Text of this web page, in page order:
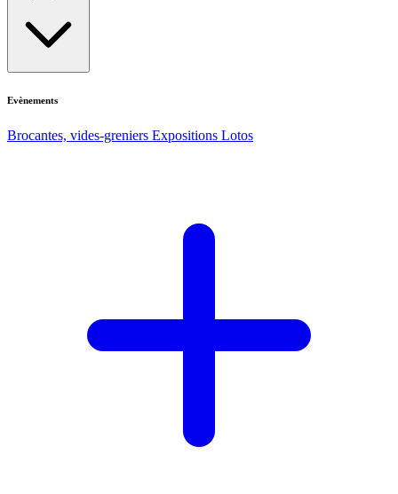
Evènements
Brocantes, vides-greniers Expositions Lotos